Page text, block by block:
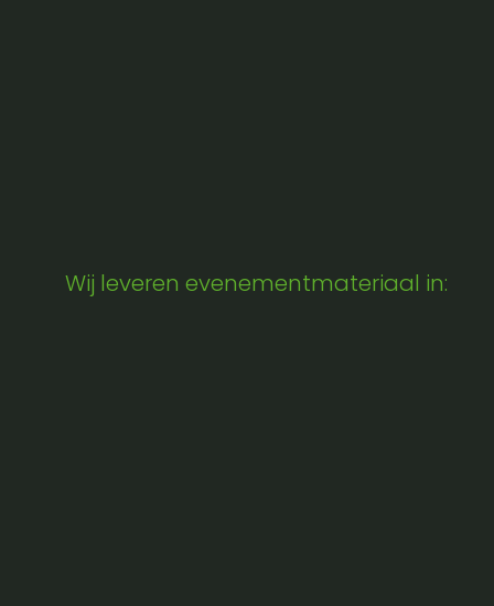
Wij leveren evenementmateriaal in: